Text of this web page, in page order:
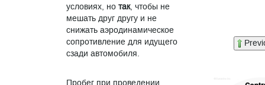
условиях, нотак, чтобы не
мешать друг другу и не
снижать аэродинамическое
сопротивление для идущего
сзади автомобиля.